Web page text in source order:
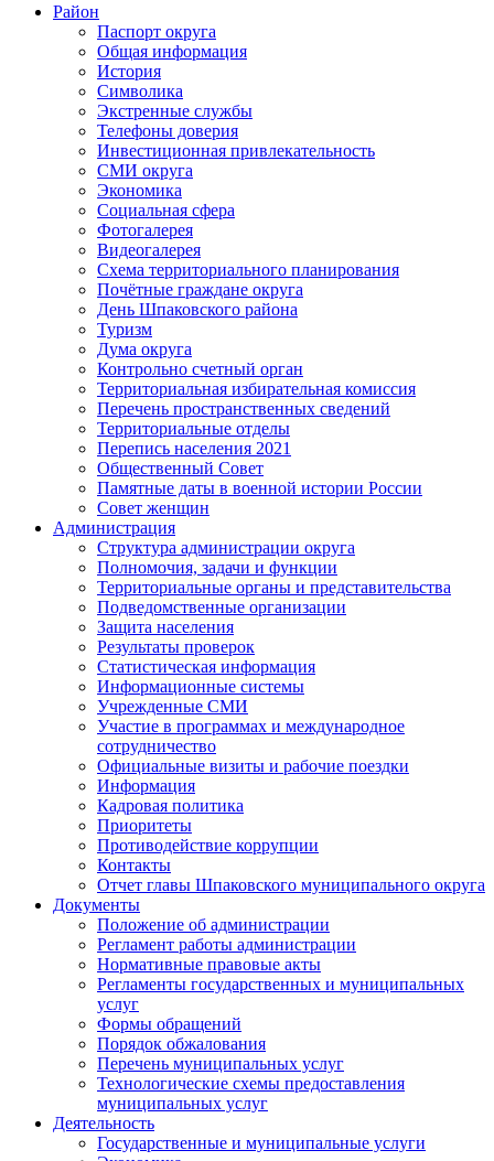
Район
Паспорт округа
Общая информация
История
Символика
Экстренные службы
Телефоны доверия
Инвестиционная привлекательность
СМИ округа
Экономика
Социальная сфера
Фотогалерея
Видеогалерея
Схема территориального планирования
Почётные граждане округа
День Шпаковского района
Туризм
Дума округа
Контрольно счетный орган
Территориальная избирательная комиссия
Перечень пространственных сведений
Территориальные отделы
Перепись населения 2021
Общественный Совет
Памятные даты в военной истории России
Совет женщин
Администрация
Структура администрации округа
Полномочия, задачи и функции
Территориальные органы и представительства
Подведомственные организации
Защита населения
Результаты проверок
Статистическая информация
Информационные системы
Учрежденные СМИ
Участие в программах и международное
сотрудничество
Официальные визиты и рабочие поездки
Информация
Кадровая политика
Приоритеты
Противодействие коррупции
Контакты
Отчет главы Шпаковского муниципального округа
Документы
Положение об администрации
Регламент работы администрации
Нормативные правовые акты
Регламенты государственных и муниципальных
услуг
Формы обращений
Порядок обжалования
Перечень муниципальных услуг
Технологические схемы предоставления
муниципальных услуг
Деятельность
Государственные и муниципальные услуги